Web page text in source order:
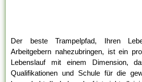
Der beste Trampelpfad, Ihren
Arbeitgebern nahezubringen, ist ein
Lebenslauf mit einem Dimension,
Qualifikationen und Schule für die